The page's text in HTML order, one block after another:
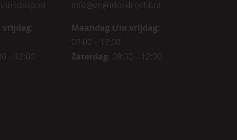
vrijdag:
– 12:00
info@vegodordrecht.nl
Maandag t/m vrijdag:
07:00 – 17:00
Zaterdag: 08:30 – 12:00